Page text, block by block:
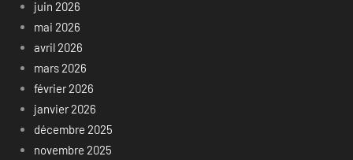
juin 2026
mai 2026
avril 2026
mars 2026
février 2026
janvier 2026
décembre 2025
novembre 2025